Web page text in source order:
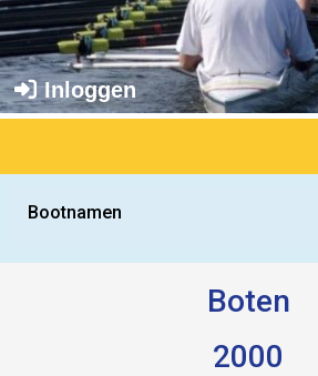
Inloggen
Bootnamen
Boten
2000